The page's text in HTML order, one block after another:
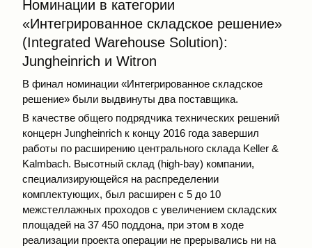
Номинации в категории
«Интегрированное складское решение»
(Integrated Warehouse Solution):
Jungheinrich и Witron
В финал номинации «Интегрированное складское
решение» были выдвинуты два поставщика.
В качестве общего подрядчика технических решений
концерн Jungheinrich к концу 2016 года завершил
работы по расширению центрального склада Keller &
Kalmbach. Высотный склад (high-bay) компании,
специализирующейся на распределении
комплектующих, был расширен с 5 до 10
межстеллажных проходов с увеличением складских
площадей на 37 450 поддона, при этом в ходе
реализации проекта операции не прерывались ни на